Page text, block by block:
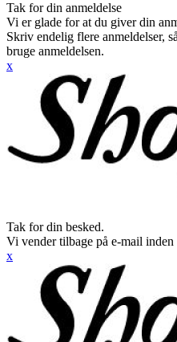
Tak for din anmeldelse
Vi er glade for at du giver din
Skriv endelig flere anmeldelser,
bruge anmeldelsen.
x
Tak for din besked.
Vi vender tilbage på e-mail inden
x